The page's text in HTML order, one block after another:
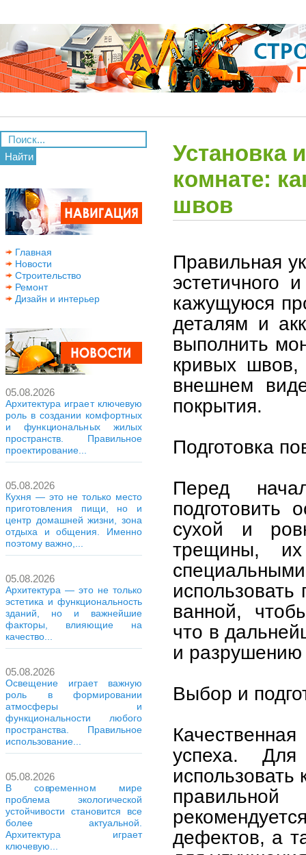
Найти
Главная
Новости
Строительство
Ремонт
Дизайн и интерьер
05.08.2026
Архитектура играет ключевую
роль в создании комфортных
и функциональных жилых
пространств. Правильное
проектирование...
05.08.2026
Кухня — это не только место
приготовления пищи, но и
центр домашней жизни, зона
отдыха и общения. Именно
поэтому важно,...
05.08.2026
Архитектура — это не только
эстетика и функциональность
зданий, но и важнейшие
факторы, влияющие на
качество...
05.08.2026
Освещение играет важную
роль в формировании
атмосферы и
функциональности любого
пространства. Правильное
использование...
05.08.2026
В современном мире
проблема экологической
устойчивости становится все
более актуальной.
Архитектура играет
ключевую...
Установка
комнате:
швов
Правильная
эстетичного
кажущуюся
деталям и
выполнить
кривых швов,
внешнем
покрытия.
Подготовка
Перед
подготовить
сухой и
трещины,
ванной,
что в
и
Выбор и
успеха. Для
дефектов, а